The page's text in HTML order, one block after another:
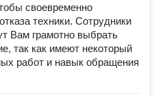
своевременно
техники. Сотрудники
Вам грамотно выбрать
так как имеют некоторый
работ и навык обращения